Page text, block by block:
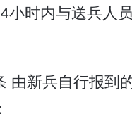
小时内与送兵人
由新兵自行报到